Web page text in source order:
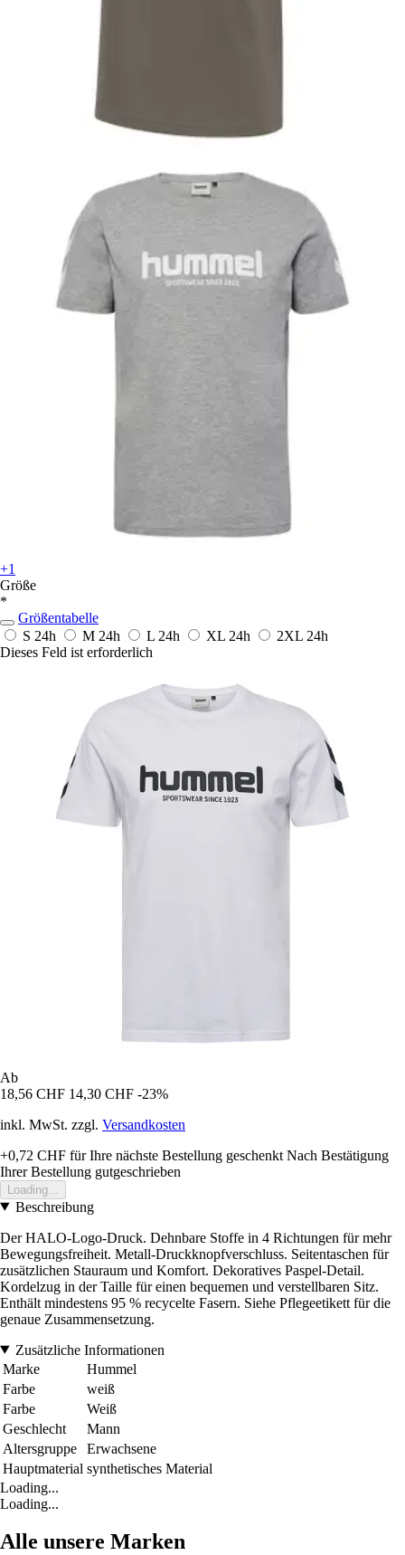
+1
Größe
*
Größentabelle
S 24h M 24h L 24h XL 24h 2XL 24h
Dieses Feld ist erforderlich
Ab
18,56 CHF 14,30 CHF -23%
inkl. MwSt. zzgl. Versandkosten
+0,72 CHF für Ihre nächste Bestellung geschenkt Nach Bestätigung
Ihrer Bestellung gutgeschrieben
Loading...
Beschreibung
Der HALO-Logo-Druck. Dehnbare Stoffe in 4 Richtungen für mehr
Bewegungsfreiheit. Metall-Druckknopfverschluss. Seitentaschen für
zusätzlichen Stauraum und Komfort. Dekoratives Paspel-Detail.
Kordelzug in der Taille für einen bequemen und verstellbaren Sitz.
Enthält mindestens 95 % recycelte Fasern. Siehe Pflegeetikett für die
genaue Zusammensetzung.
Zusätzliche Informationen
Marke
Hummel
Farbe
weiß
Farbe
Weiß
Geschlecht
Mann
Altersgruppe
Erwachsene
Hauptmaterial synthetisches Material
Loading...
Loading...
Alle unsere Marken